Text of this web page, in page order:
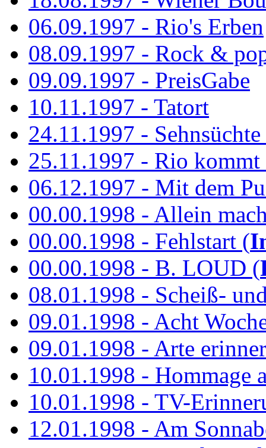
06.09.1997 - Rio's Erben
08.09.1997 - Rock &
09.09.1997 - PreisGabe
10.11.1997 - Tatort
24.11.1997 -
25.11.1997 - Rio kommt
06.12.1997 - Mit dem
00.00.1998 - Allein
00.00.1998 - Fehlstart (
00.00.1998 - B. LOUD (
08.01.1998 - Scheiß-
09.01.1998 - Acht
09.01.1998 - Arte
10.01.1998 - Hommage
10.01.1998 - TV-
12.01.1998 - Am